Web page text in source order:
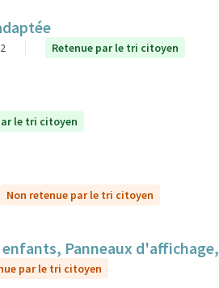
2 Retenue par le tri citoyen
le tri citoyen
Non retenue par le tri citoyen
Panneaux d'affichage,
par le tri citoyen